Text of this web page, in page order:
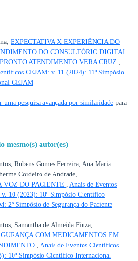
EXPECTATIVA X EXPERIÊNCIA DO
DO CONSULTÓRIO DIGITAL
ATENDIMENTO VERA CRUZ
CEJAM: v. 11 (2024): 11º Simpósio
CEJAM
uma pesquisa avançada por similaridadepara
mesmo(s) autor(es)
Rubens Gomes Ferreira, Ana Maria
Cordeiro de Andrade,
VOZ DO PACIENTE
Anais de Eventos
10 (2023): 10º Simpósio Científico
2º Simpósio de Segurança do Paciente
Samantha de Almeida Fiuza,
COM MEDICAMENTOS EM
Anais de Eventos Científicos
10º Simpósio Científico Internacional